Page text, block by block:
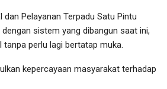
Pelayanan Terpadu Satu Pintu
sistem yang dibangun saat ini,
perlu lagi bertatap muka.
kepercayaan masyarakat terhadap